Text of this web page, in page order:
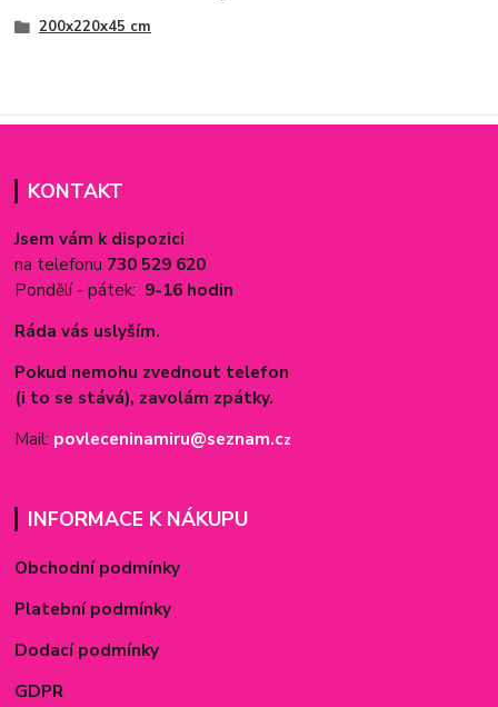
200x220x45 cm
KONTAKT
Jsem vám k dispozici
na telefonu 730 529 620
Pondělí - pátek: 9-16 hodin
Ráda vás uslyším.
Pokud nemohu zvednout telefon
(i to se stává), zavolám zpátky.
Mail: povleceninamiru@seznam.cz
INFORMACE K NÁKUPU
Obchodní podmínky
Platební podmínky
Dodací podmínky
GDPR